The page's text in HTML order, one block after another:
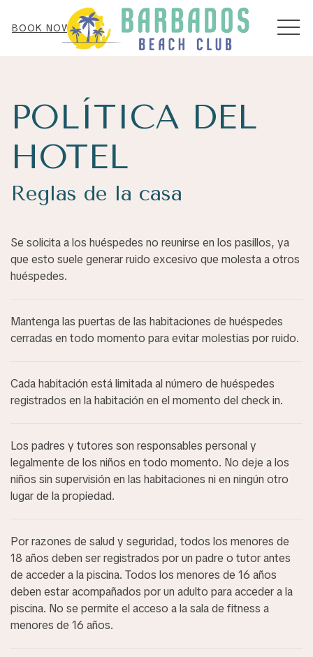
BOOK NOW
POLÍTICA DEL
HOTEL
Reglas de la casa
Se solicita a los huéspedes no reunirse en los pasillos, ya
que esto suele generar ruido excesivo que molesta a otros
huéspedes.
Mantenga las puertas de las habitaciones de huéspedes
cerradas en todo momento para evitar molestias por ruido.
Cada habitación está limitada al número de huéspedes
registrados en la habitación en el momento del check in.
Los padres y tutores son responsables personal y
legalmente de los niños en todo momento. No deje a los
niños sin supervisión en las habitaciones ni en ningún otro
lugar de la propiedad.
Por razones de salud y seguridad, todos los menores de
18 años deben ser registrados por un padre o tutor antes
de acceder a la piscina. Todos los menores de 16 años
deben estar acompañados por un adulto para acceder a la
piscina. No se permite el acceso a la sala de fitness a
menores de 16 años.